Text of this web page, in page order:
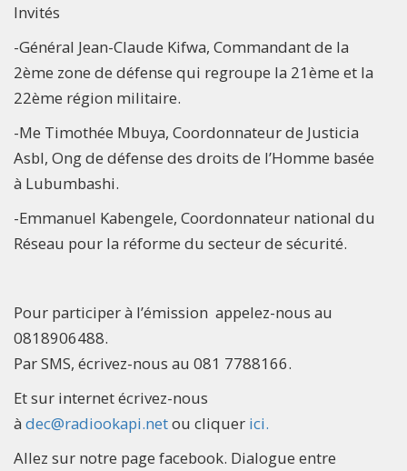
Invités
-Général Jean-Claude Kifwa, Commandant de la
2ème zone de défense qui regroupe la 21ème et la
22ème région militaire.
-Me Timothée Mbuya, Coordonnateur de Justicia
Asbl, Ong de défense des droits de l’Homme basée
à Lubumbashi.
-Emmanuel Kabengele, Coordonnateur national du
Réseau pour la réforme du secteur de sécurité.
Pour participer à l’émission appelez-nous au
0818906488.
Par SMS, écrivez-nous au 081 7788166.
Et sur internet écrivez-nous
à dec@radiookapi.netou cliquer ici.
Allez sur notre page facebook. Dialogue entre